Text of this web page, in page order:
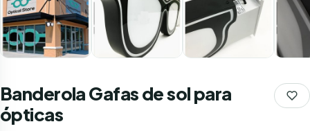
Banderola Gafas de sol para
ópticas